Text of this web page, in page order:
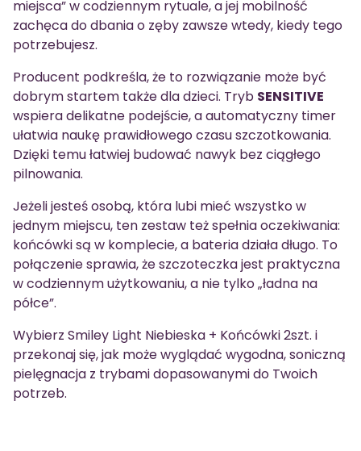
miejsca” w codziennym rytuale, a jej mobilność
zachęca do dbania o zęby zawsze wtedy, kiedy tego
potrzebujesz.
Producent podkreśla, że to rozwiązanie może być
dobrym startem także dla dzieci. Tryb SENSITIVE
wspiera delikatne podejście, a automatyczny timer
ułatwia naukę prawidłowego czasu szczotkowania.
Dzięki temu łatwiej budować nawyk bez ciągłego
pilnowania.
Jeżeli jesteś osobą, która lubi mieć wszystko w
jednym miejscu, ten zestaw też spełnia oczekiwania:
końcówki są w komplecie, a bateria działa długo. To
połączenie sprawia, że szczoteczka jest praktyczna
w codziennym użytkowaniu, a nie tylko „ładna na
półce”.
Wybierz Smiley Light Niebieska + Końcówki 2szt. i
przekonaj się, jak może wyglądać wygodna, soniczną
pielęgnacja z trybami dopasowanymi do Twoich
potrzeb.